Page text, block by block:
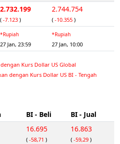
2.732.199
( -7.123 )
2.744.754
( -10.355 )
*Rupiah
27 Jan, 23:59
*Rupiah
27 Jan, 10:00
Kurs Dollar US Global
dengan Kurs Dollar US BI - Tengah
BI - Beli
BI - Jual
16.695
( -58,71 )
16.863
( -59,29 )